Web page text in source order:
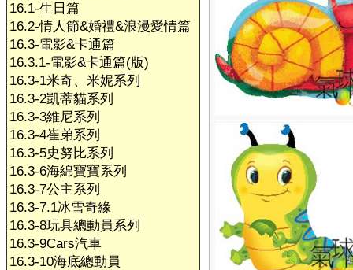
16.1-生日篇
16.2-情人節&婚禮&浪漫愛情篇
16.3-電影&卡通篇
16.3.1-電影&卡通篇(版)
16.3-1米奇、米妮系列
16.3-2凱蒂貓系列
16.3-3維尼系列
16.3-4崔弟系列
16.3-5史努比系列
16.3-6海綿寶寶系列
16.3-7公主系列
16.3-7.1冰雪奇緣
16.3-8玩具總動員系列
16.3-9Cars汽車
16.3-10海底總動員